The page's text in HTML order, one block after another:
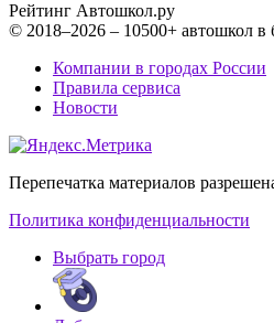
Рейтинг Автошкол.ру
© 2018–2026 – 10500+ автошкол в
Компании в городах России
Правила сервиса
Новости
Перепечатка материалов
Политика конфиденциальности
Выбрать город